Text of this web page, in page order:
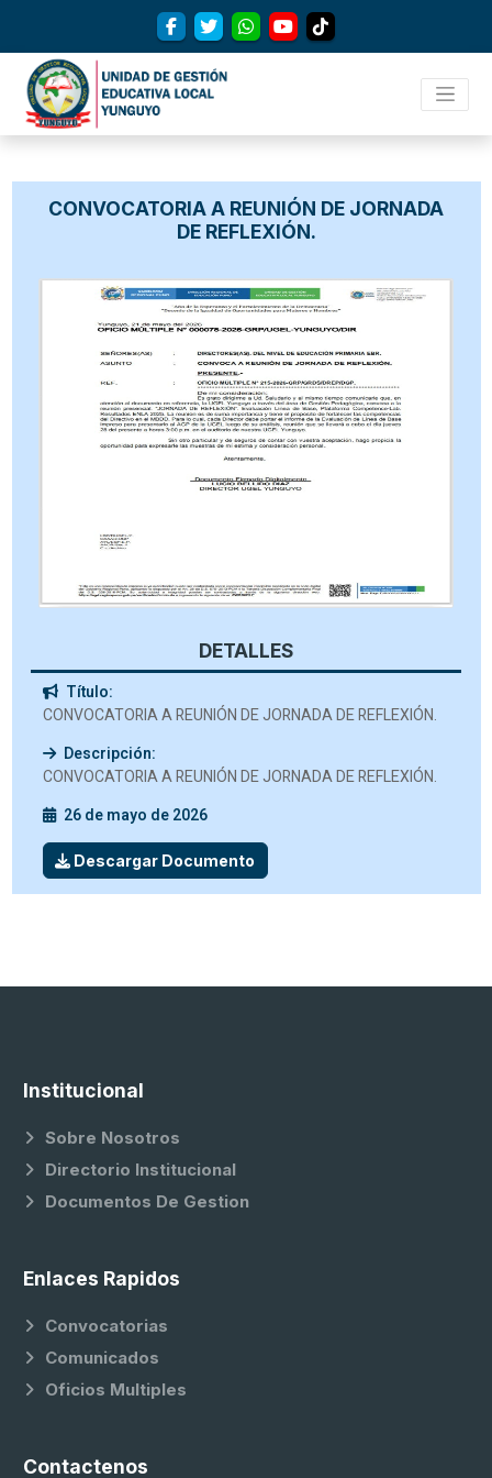
CONVOCATORIA A REUNIÓN DE JORNADA
DE REFLEXIÓN.
DETALLES
Título:
CONVOCATORIA A REUNIÓN DE JORNADA DE REFLEXIÓN.
Descripción:
CONVOCATORIA A REUNIÓN DE JORNADA DE REFLEXIÓN.
26 de mayo de 2026
Descargar Documento
Institucional
Sobre Nosotros
Directorio Institucional
Documentos De Gestion
Enlaces Rapidos
Convocatorias
Comunicados
Oficios Multiples
Contactenos